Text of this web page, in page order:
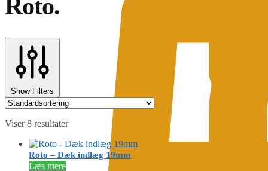
Roto.
Show Filters
Viser 8 resultater
Roto – Dæk indlæg 19mm
Læs mere